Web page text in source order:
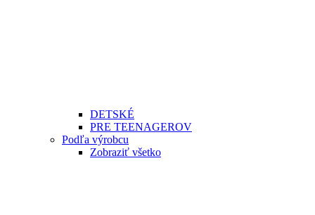
DETSKÉ
PRE TEENAGEROV
Podľa výrobcu
Zobraziť všetko